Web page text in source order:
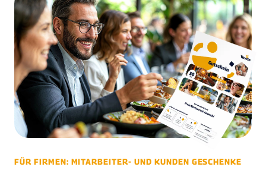
FÜR FIRMEN: MITARBEITER- UND KUNDEN GESCHENKE